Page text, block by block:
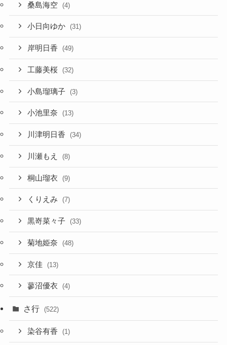
桑島海空 (4)
小日向ゆか (31)
岸明日香 (49)
工藤美桜 (32)
小島瑠璃子 (3)
小池里奈 (13)
川津明日香 (34)
川瀬もえ (8)
桐山瑠衣 (9)
くりえみ (7)
黒嵜菜々子 (33)
菊地姫奈 (48)
京佳 (13)
蓼沼優衣 (4)
さ行 (522)
染谷有香 (1)